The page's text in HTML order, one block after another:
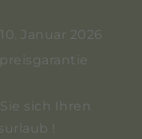
Januar 2026
sich Ihren
!